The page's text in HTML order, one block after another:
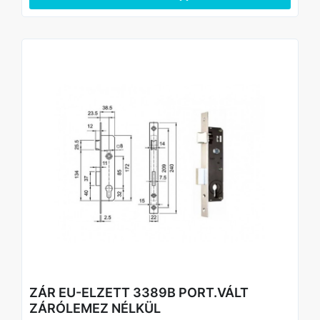
ZÁR EU-ELZETT 3389B PORT.VÁLT
ZÁRÓLEMEZ NÉLKÜL